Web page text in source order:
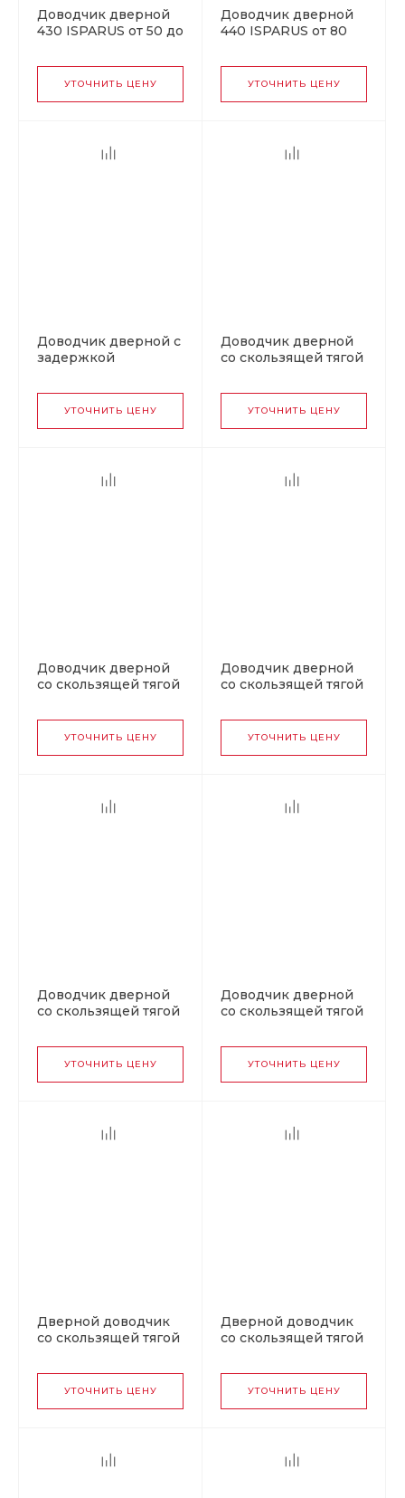
Доводчик дверной
430 ISPARUS от 50 до
УТОЧНИТЬ ЦЕНУ
Доводчик дверной
440 ISPARUS от 80
УТОЧНИТЬ ЦЕНУ
Доводчик дверной с
задержкой
от 60 до 110 кг белый
УТОЧНИТЬ ЦЕНУ
Доводчик дверной
со скользящей тягой
кг серый
УТОЧНИТЬ ЦЕНУ
Доводчик дверной
со скользящей тягой
40 до 100 кг серебро
УТОЧНИТЬ ЦЕНУ
Доводчик дверной
со скользящей тягой
40 до 100 кг
коричневый
УТОЧНИТЬ ЦЕНУ
Доводчик дверной
со скользящей тягой
70 до 130 кг графит
УТОЧНИТЬ ЦЕНУ
Доводчик дверной
со скользящей тягой
70 до 130 кг белый
УТОЧНИТЬ ЦЕНУ
Дверной доводчик
со скользящей тягой
кг графит
УТОЧНИТЬ ЦЕНУ
Дверной доводчик
со скользящей тягой
кг черный
УТОЧНИТЬ ЦЕНУ